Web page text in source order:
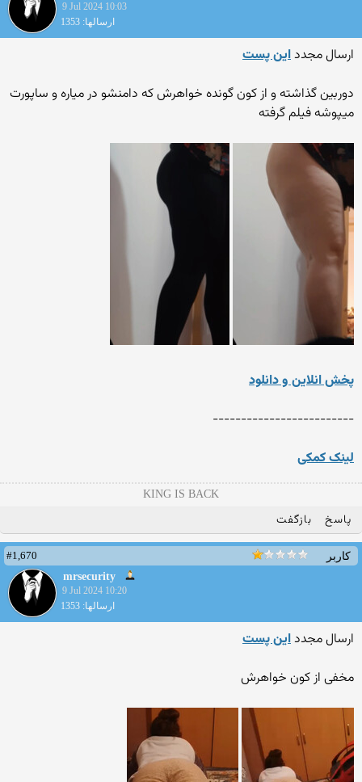
9 Jul 2024 10:03
ارسالها: 1353
ارسال مجدداین پست
دوربین گذاشته و از کون گونده خواهرش که دامنشو در میاره و ساپورت
میپوشه فیلم گرفته
پخش انلاین و دانلود
-------------------------
لینک کمکی
KING IS BACK
پاسخ بازگفت
کاربر
#1,670
mrsecurity
9 Jul 2024 10:20
ارسالها: 1353
ارسال مجدداین پست
مخفی از کون خواهرش